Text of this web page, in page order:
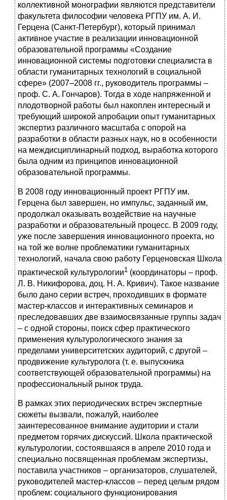
коллективной монографии являются представители
факультета философии человека РГПУ им. А. И.
Герцена (Санкт‑Петербург), который принимал
активное участие в реализации инновационной
образовательной программы «Создание
инновационной системы подготовки специалиста в
области гуманитарных технологий в социальной
сфере» (2007–2008 гг., руководитель программы –
проф. С. А. Гончаров). Тогда в ходе напряженной и
плодотворной работы был накоплен интересный и
требующий широкой апробации опыт гуманитарных
экспертиз различного масштаба с опорой на
разработки в области разных наук, но в особенности
на междисциплинарный подход, выработка которого
была одним из принципов инновационной
образовательной программы.
В 2008 году инновационный проект РГПУ им.
Герцена был завершен, но импульс, заданный им,
продолжал оказывать воздействие на научные
разработки и образовательный процесс. В 2009 году,
уже после завершения инновационного проекта, но
на той же волне проблематики гуманитарных
технологий, начала свою работу Герценовская Школа
практической культурологии1 (координаторы – проф.
Л. В. Никифорова, доц. Н. А. Кривич). Такое название
было дано серии встреч, проходивших в формате
мастер‑классов и интерактивных семинаров и
преследовавших две взаимосвязанные группы задач
– с одной стороны, поиск сфер практического
применения культурологического знания за
пределами университетских аудиторий, с другой –
продвижение культуролога (т. е. выпускника
соответствующей образовательной программы) на
профессиональный рынок труда.
В рамках этих периодических встреч экспертные
сюжеты вызвали, пожалуй, наиболее
заинтересованное внимание аудитории и стали
предметом горячих дискуссий. Школа практической
культурологии, состоявшаяся в апреле 2010 года и
специально посвященная проблемам экспертизы,
поставила участников – организаторов, слушателей,
руководителей мастер‑классов – перед целым рядом
проблем: социального функционирования